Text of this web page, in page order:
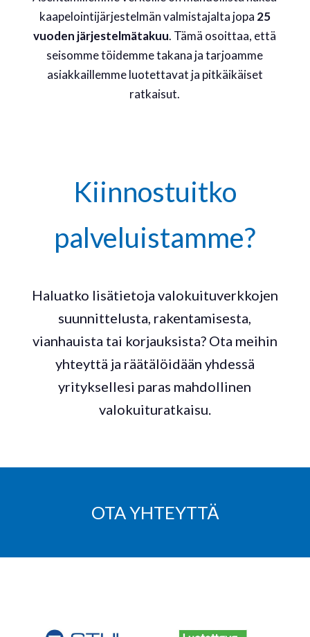
kaapelointijärjestelmän valmistajalta jopa 25
vuoden järjestelmätakuu. Tämä osoittaa, että
seisomme töidemme takana ja tarjoamme
asiakkaillemme luotettavat ja pitkäikäiset
ratkaisut.
Kiinnostuitko
palveluistamme?
Haluatko lisätietoja valokuituverkkojen
suunnittelusta, rakentamisesta,
vianhauista tai korjauksista? Ota meihin
yhteyttä ja räätälöidään yhdessä
yrityksellesi paras mahdollinen
valokuituratkaisu.
OTA YHTEYTTÄ